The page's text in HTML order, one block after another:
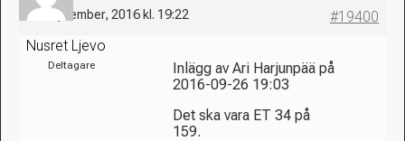
26 september, 2016 kl. 19:22
#19400
Nusret Ljevo
Deltagare
Inlägg av Ari Harjunpää på
2016-09-26 19:03
Det ska vara ET 34 på
159.